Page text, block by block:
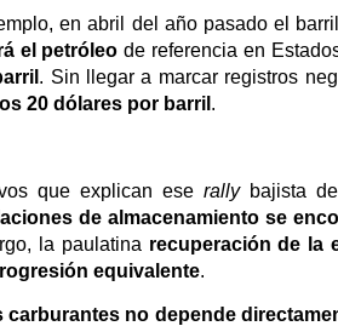
en abril del año pasado el
el petróleo de referencia en
. Sin llegar a marcar registros
20 dólares por barril .
que explican ese rallybajista de
de almacenamiento se
la paulatina recuperación de la
equivalente.
carburantes no depende